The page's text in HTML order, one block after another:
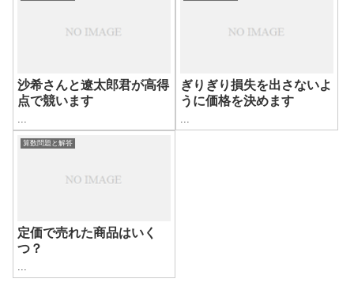
沙希さんと遼太郎君が高得
点で競います
...
ぎりぎり損失を出さないよ
うに価格を決めます
...
算数問題と解答
定価で売れた商品はいく
つ？
...